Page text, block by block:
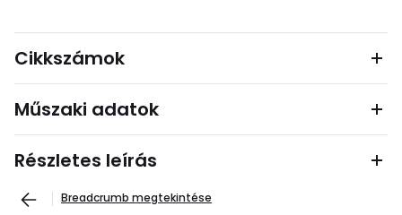
Cikkszámok
Műszaki adatok
Részletes leírás
Breadcrumb megtekintése